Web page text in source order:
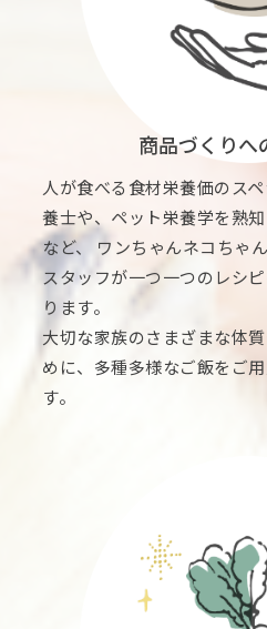
商品づくりへ
人が食べる食材栄養価のス
養士や、ペット栄養学を熟
など、 ワンちゃんネコちゃ
スタッフが一つ一つのレシ
ります。
大切な家族のさまざまな体
めに、多種多様なご飯をご
す。